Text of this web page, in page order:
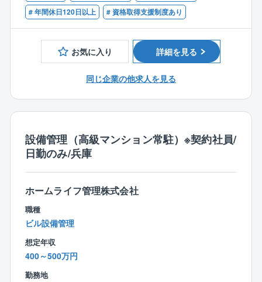
■具体的には
頼を受けた建築物の現場責任者として常駐し、屋内電
気設備工事の新設、保守、改修工事の責任者としても
携わっていただきます。
・客先折衝
・緊急対応
・業者立会業務
・上記に関わるミーティングへの参加
■削減施策：
・事務系業務を専門スタッフに集約
・技術系業務をテクニカルアシスタントチームが担当
・クラウド上での測定記録一括管理
・プレハブセンターでの事前加工・直納
・時間外管理システムによる警告・有給促進
# 年間休日120日以上
# 資格取得支援制度あり
お気に入り 詳細を見る
同じ企業の他求人を見る
設備管理（高級マンション常駐）※契約社員/
日勤のみ/兵庫
ホームライフ管理株式会社
職種
ビル設備管理
想定年収
400～500万円
勤務地